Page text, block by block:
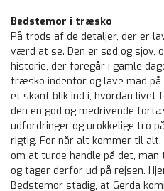
Bedstemor i træsko
På trods af de detaljer, der er
værd at se. Den er sød og sjov,
historie, der foregår i gamle
træsko indenfor og lave mad
et skønt blik ind i, hvordan livet
den en god og medrivende
udfordringer og urokkelige tro
rigtig. For når alt kommer til
om at turde handle på det,
og tager derfor ud på rejsen.
Bedstemor stadig, at Gerda